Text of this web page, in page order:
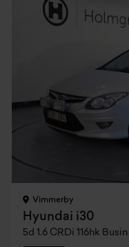
Vimmerby
Hyundai i30
5d 1.6 CRDi 116hk